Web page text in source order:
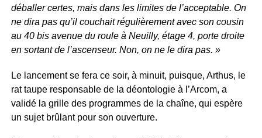
déballer certes, mais dans les limites de l’acceptable. On
ne dira pas qu’il couchait régulièrement avec son cousin
au 40 bis avenue du roule à Neuilly, étage 4, porte droite
en sortant de l’ascenseur. Non, on ne le dira pas. »
Le lancement se fera ce soir, à minuit, puisque, Arthus, le
rat taupe responsable de la déontologie à l’Arcom, a
validé la grille des programmes de la chaîne, qui espère
un sujet brûlant pour son ouverture.